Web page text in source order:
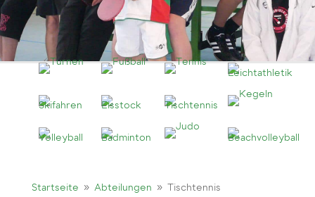
Startseite 9 Abteilungen 9 Tischtennis